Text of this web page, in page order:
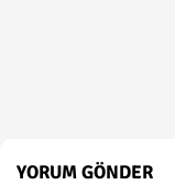
YORUM GÖNDER